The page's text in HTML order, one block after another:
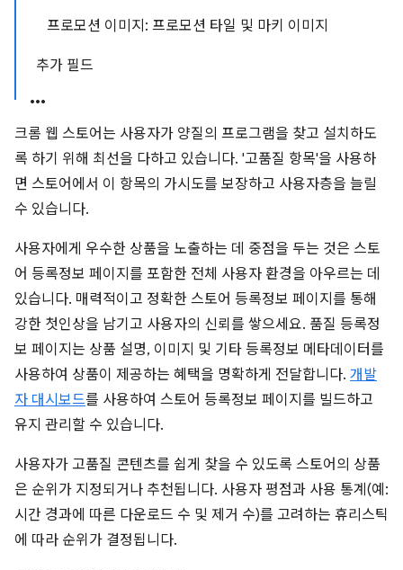
프로모션 이미지: 프로모션 타일 및 마키 이미지
추가 필드
크롬 웹 스토어는 사용자가 양질의 프로그램을 찾고 설치하도
록 하기 위해 최선을 다하고 있습니다. '고품질 항목'을 사용하
면 스토어에서 이 항목의 가시도를 보장하고 사용자층을 늘릴
수 있습니다.
사용자에게 우수한 상품을 노출하는 데 중점을 두는 것은 스토
어 등록정보 페이지를 포함한 전체 사용자 환경을 아우르는 데
있습니다. 매력적이고 정확한 스토어 등록정보 페이지를 통해
강한 첫인상을 남기고 사용자의 신뢰를 쌓으세요. 품질 등록정
보 페이지는 상품 설명, 이미지 및 기타 등록정보 메타데이터를
사용하여 상품이 제공하는 혜택을 명확하게 전달합니다. 개발
자 대시보드를 사용하여 스토어 등록정보 페이지를 빌드하고
유지 관리할 수 있습니다.
사용자가 고품질 콘텐츠를 쉽게 찾을 수 있도록 스토어의 상품
은 순위가 지정되거나 추천됩니다. 사용자 평점과 사용 통계(예:
시간 경과에 따른 다운로드 수 및 제거 수)를 고려하는 휴리스틱
에 따라 순위가 결정됩니다.